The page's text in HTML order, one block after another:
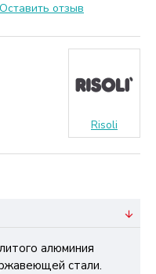
Оставить отзыв
Risoli
алюминия
стали.